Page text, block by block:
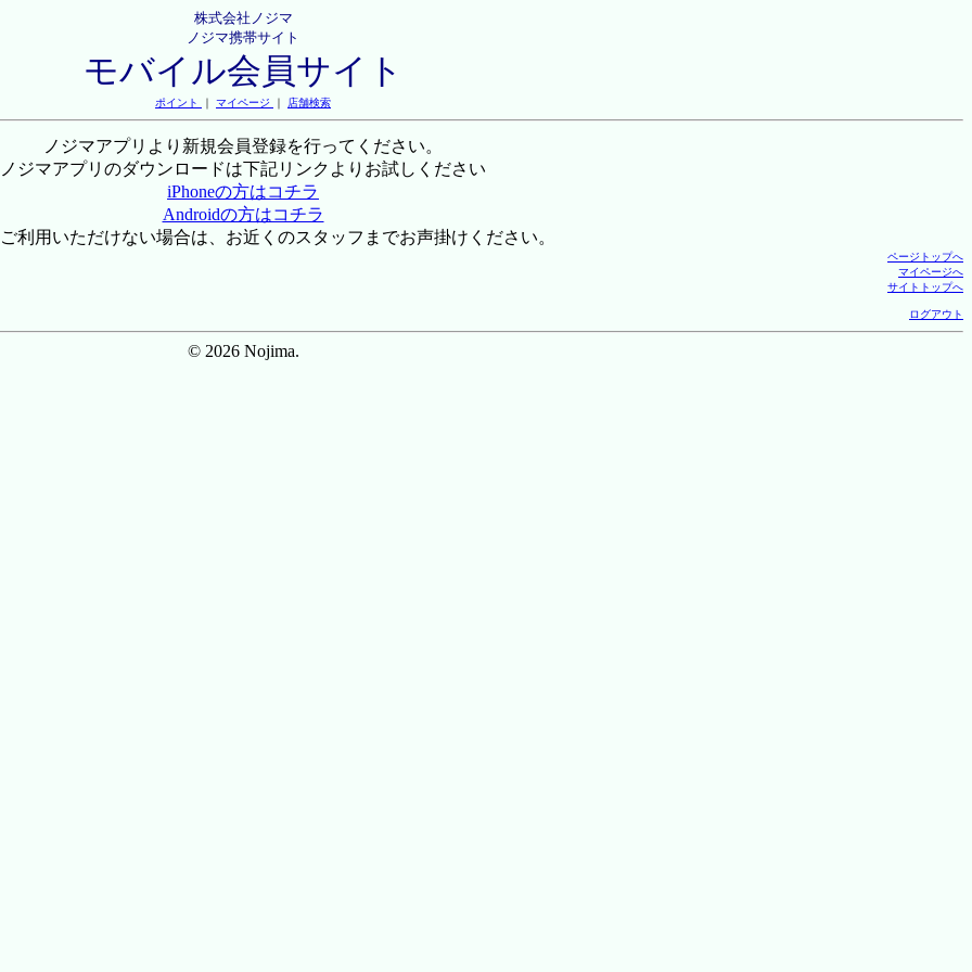
株式会社ノジマ
ノジマ携帯サイト
モバイル会員サイト
ポイント ｜ マイページ ｜ 店舗検索
ノジマアプリより新規会員登録を行ってください。
ノジマアプリのダウンロードは下記リンクよりお試しください
iPhoneの方はコチラ
Androidの方はコチラ
利用いただけない場合は、お近くのスタッフまでお声掛けください。
ページトップへ
マイページへ
サイトトップへ
ログアウト
© 2026 Nojima.